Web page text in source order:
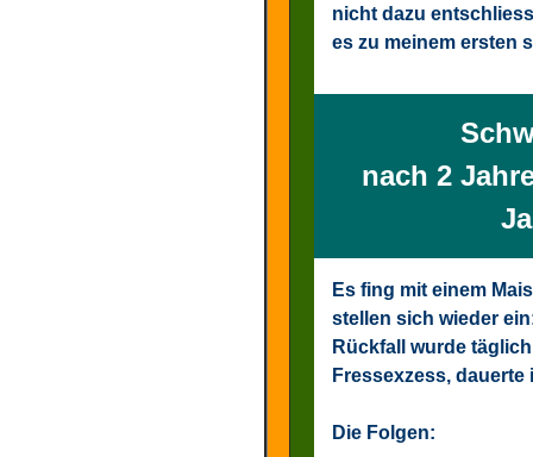
nicht dazu
es zu meinem ersten
nach 2
Es fing mit einem
stellen sich wieder
Rückfall wurde
Fressexzess, dauerte
Die Folgen: